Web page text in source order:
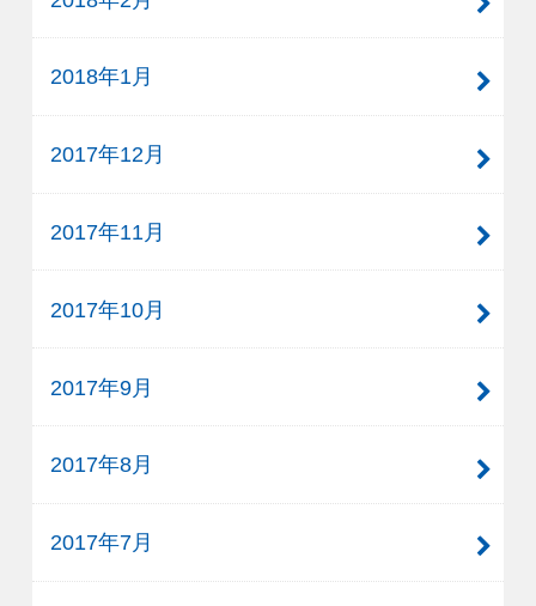
2018年1月
2017年12月
2017年11月
2017年10月
2017年9月
2017年8月
2017年7月